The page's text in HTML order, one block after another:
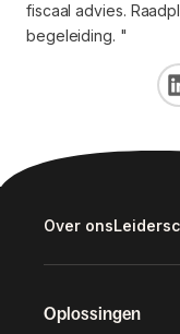
fiscaal advies.
begeleiding. "
Over ons
Oplossingen